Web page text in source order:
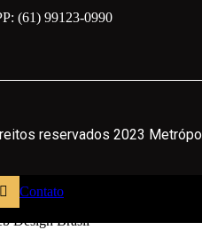
Design Brasil
(61) 99123-0990
reservados 2023
Contato